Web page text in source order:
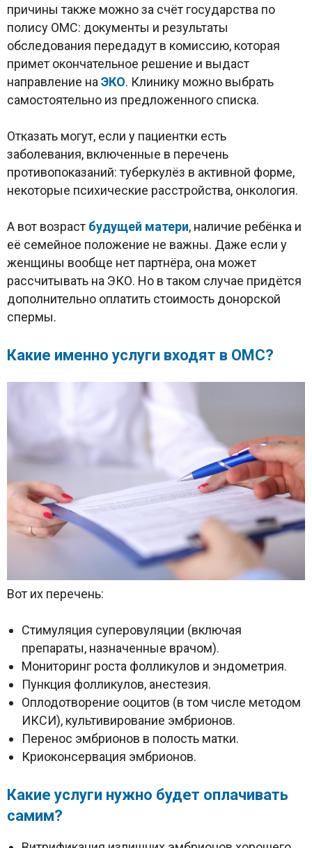
причины также можно за счёт государства по
полису ОМС: документы и результаты
обследования передадут в комиссию, которая
примет окончательное решение и выдаст
направление на ЭКО. Клинику можно выбрать
самостоятельно из предложенного списка.
Отказать могут, если у пациентки есть
заболевания, включенные в перечень
противопоказаний: туберкулёз в активной форме,
некоторые психические расстройства, онкология.
А вот возраст будущей матери, наличие ребёнка и
её семейное положение не важны. Даже если у
женщины вообще нет партнёра, она может
рассчитывать на ЭКО. Но в таком случае придётся
дополнительно оплатить стоимость донорской
спермы.
Какие именно услуги входят в ОМС?
Вот их перечень:
Стимуляция суперовуляции (включая
препараты, назначенные врачом).
Мониторинг роста фолликулов и эндометрия.
Пункция фолликулов, анестезия.
Оплодотворение ооцитов (в том числе методом
ИКСИ), культивирование эмбрионов.
Перенос эмбрионов в полость матки.
Криоконсервация эмбрионов.
Какие услуги нужно будет оплачивать
самим?